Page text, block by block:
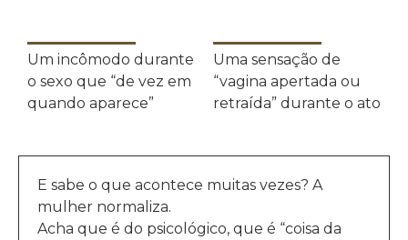
Um incômodo durante
o sexo que “de vez em
quando aparece”
Uma sensação de
“vagina apertada ou
retraída” durante o ato
E sabe o que acontece muitas vezes? A
mulher normaliza.
Acha que é do psicológico, que é “coisa da